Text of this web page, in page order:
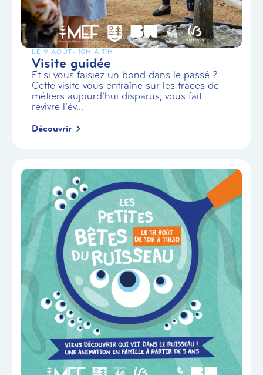
LE 9 AOÛT- 10H À 11H
Visite guidée
Et si vous faisiez un bond dans le passé ?
Cette visite vous entraîne sur les traces de
métiers aujourd’hui disparus, vous fait
revivre l’év...
Découvrir